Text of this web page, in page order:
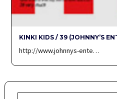
KINKI KIDS / 39 (JOHNNY’S
http://www.johnnys-ente…